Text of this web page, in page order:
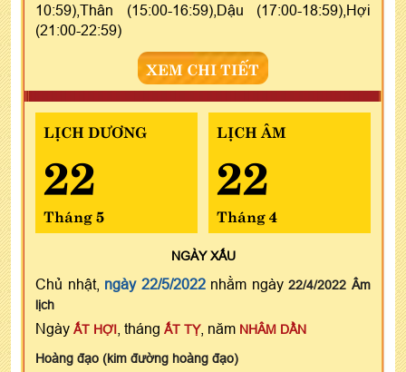
10:59),Thân (15:00-16:59),Dậu (17:00-18:59),Hợi
(21:00-22:59)
XEM CHI TIẾT
LỊCH DƯƠNG
22
Tháng 5
LỊCH ÂM
22
Tháng 4
NGÀYXẤU
Chủ nhật, ngày 22/5/2022nhằm ngày22/4/2022 Âm
lịch
Ngày ẤT HỢI , tháng ẤT TỴ, năm NHÂM DẦN
Hoàng đạo (kim đường hoàng đạo)